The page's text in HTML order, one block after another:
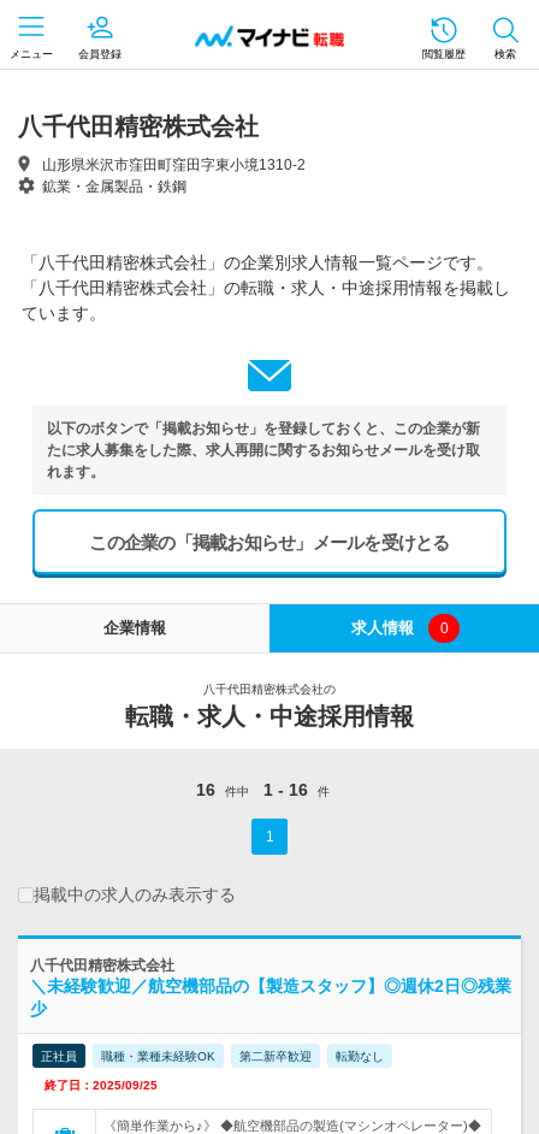
メニュー 会員登録 閲覧履歴 検索
八千代田精密株式会社
山形県米沢市窪田町窪田字東小境1310-2
鉱業・金属製品・鉄鋼
「八千代田精密株式会社」の企業別求人情報一覧ページです。
「八千代田精密株式会社」の転職・求人・中途採用情報を掲載し
ています。
以下のボタンで「掲載お知らせ」を登録しておくと、この企業が新
たに求人募集をした際、求人再開に関するお知らせメールを受け取
れます。
この企業の「掲載お知らせ」メールを受けとる
企業情報 求人情報 0
八千代田精密株式会社の
転職・求人・中途採用情報
16 件中 1 - 16 件
1
掲載中の求人のみ表示する
八千代田精密株式会社
＼未経験歓迎／航空機部品の【製造スタッフ】◎週休2日◎残業
少
正社員 職種・業種未経験OK 第二新卒歓迎 転勤なし
終了日：2025/09/25
《簡単作業から♪》 ◆航空機部品の製造(マシンオペレーター)◆